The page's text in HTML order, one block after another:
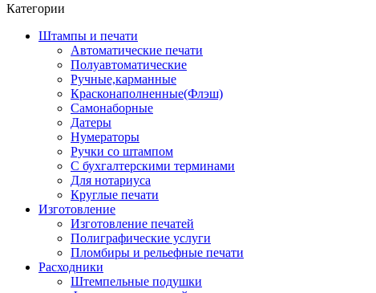
Категории
Штампы и печати
Автоматические печати
Полуавтоматические
Ручные,карманные
Красконаполненные(Флэш)
Самонаборные
Датеры
Нумераторы
Ручки со штампом
С бухгалтерскими терминами
Для нотариуса
Круглые печати
Изготовление
Изготовление печатей
Полиграфические услуги
Пломбиры и рельефные печати
Расходники
Штемпельные подушки